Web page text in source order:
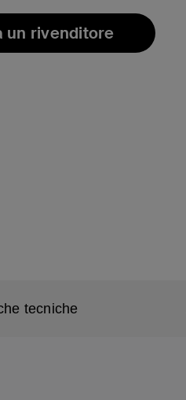
un rivenditore
tecniche